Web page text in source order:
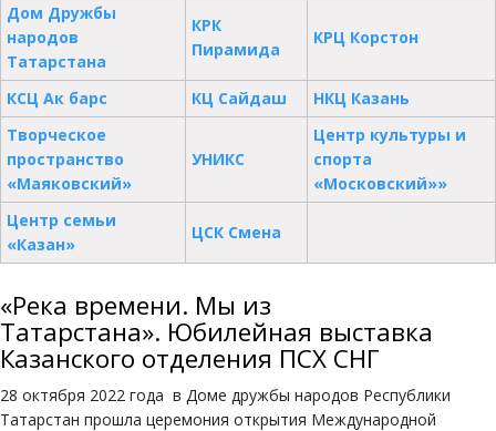
Дом Дружбы
народов
Татарстана
КРК
Пирамида
КРЦ Корстон
КСЦ Ак барс КЦ Сайдаш
НКЦ Казань
Творческое
пространство
«Маяковский»
УНИКС
Центр культуры и
спорта
«Московский»»
Центр семьи
«Казан»
ЦСК Смена
«Река времени. Мы из
Татарстана». Юбилейная выставка
Казанского отделения ПСХ СНГ
28 октября 2022 года в Доме дружбы народов Республики
Татарстан прошла церемония открытия Международной